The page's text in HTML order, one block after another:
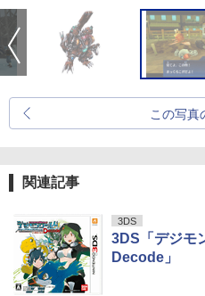
この写真
関連記事
3DS
3DS「デジモ
Decode」